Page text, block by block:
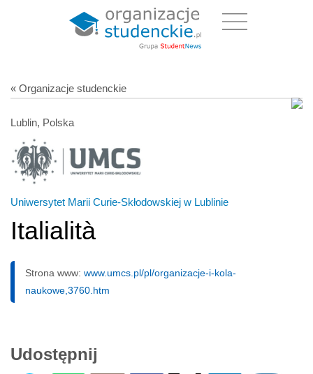
« Organizacje studenckie
Lublin, Polska
Uniwersytet Marii Curie-Skłodowskiej w Lublinie
Italialità
Strona www: www.umcs.pl/pl/organizacje-i-kola-
naukowe,3760.htm
Udostępnij